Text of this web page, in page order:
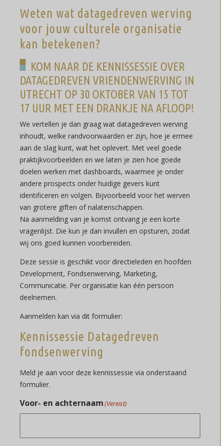
Weten wat datagedreven werving
voor jouw culturele organisatie
kan betekenen?
KOM NAAR DE KENNISSESSIE OVER
DATAGEDREVEN VRIENDENWERVING IN
UTRECHT OP 30 OKTOBER VAN 15 TOT
17 UUR MET EEN DRANKJE NA AFLOOP!
We vertellen je dan graag wat datagedreven werving
inhoudt, welke randvoorwaarden er zijn, hoe je ermee
aan de slag kunt, wat het oplevert. Met veel goede
praktijkvoorbeelden en we laten je zien hoe goede
doelen werken met dashboards, waarmee je onder
andere prospects onder huidige gevers kunt
identificeren en volgen. Bijvoorbeeld voor het werven
van grotere giften of nalatenschappen.
Na aanmelding van je komst ontvang je een korte
vragenlijst. Die kun je dan invullen en opsturen, zodat
wij ons goed kunnen voorbereiden.
Deze sessie is geschikt voor directieleden en hoofden
Development, Fondsenwerving, Marketing,
Communicatie. Per organisatie kan één persoon
deelnemen.
Aanmelden kan via dit formulier:
Kennissessie Datagedreven
fondsenwerving
Meld je aan voor deze kennissessie via onderstaand
formulier.
Voor- en achternaam(Vereist)